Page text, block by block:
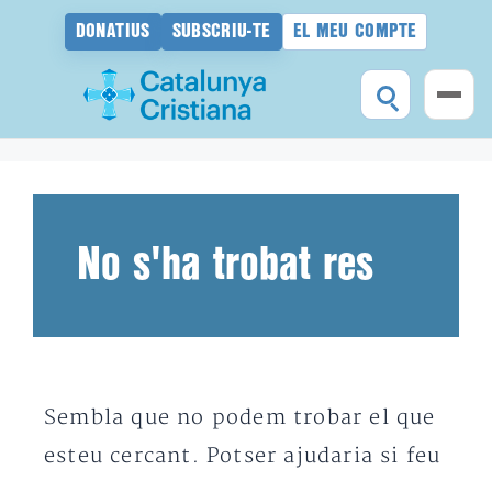
DONATIUS SUBSCRIU-TE EL MEU COMPTE
No s'ha trobat res
Sembla que no podem trobar el que
esteu cercant. Potser ajudaria si feu